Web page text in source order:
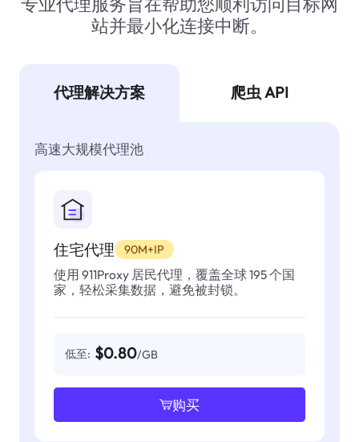
站并最小化连接中断。
代理解决方案 爬虫 API
高速大规模代理池
住宅代理 90M+IP
使用 911Proxy 居民代理，覆盖全球 195 个国
家，轻松采集数据，避免被封锁。
低至: $0.80/GB
购买